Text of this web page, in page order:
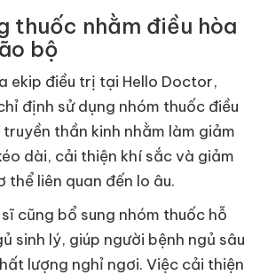
thuốc nhằm điều hòa
bộ
ekip điều trị tại Hello Doctor,
định sử dụng nhóm thuốc điều
thần kinh nhằm làm giảm
dài, cải thiện khí sắc và giảm
thể liên quan đến lo âu.
cũng bổ sung nhóm thuốc hỗ
sinh lý, giúp người bệnh ngủ sâu
lượng nghỉ ngơi. Việc cải thiện